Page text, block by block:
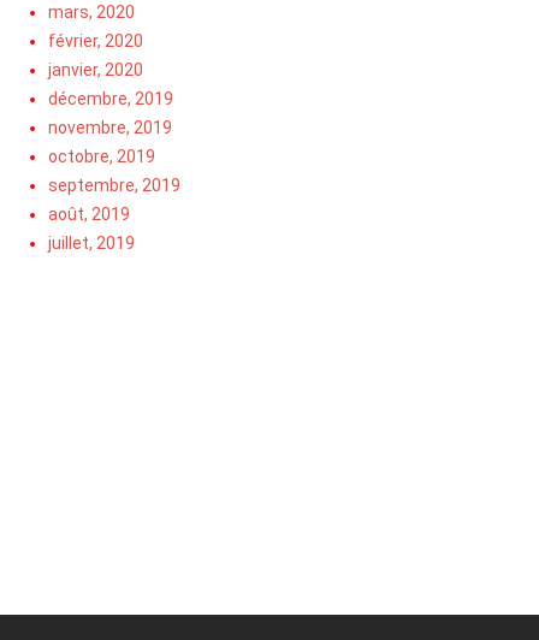
mars, 2020
février, 2020
janvier, 2020
décembre, 2019
novembre, 2019
octobre, 2019
septembre, 2019
août, 2019
juillet, 2019